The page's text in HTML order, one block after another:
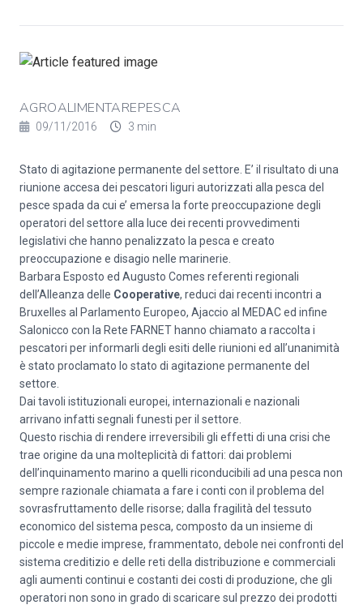
AGROALIMENTAREPESCA
09/11/2016 3 min
Stato di agitazione permanente del settore. E’ il risultato di una
riunione accesa dei pescatori liguri autorizzati alla pesca del
pesce spada da cui e’ emersa la forte preoccupazione degli
operatori del settore alla luce dei recenti provvedimenti
legislativi che hanno penalizzato la pesca e creato
preoccupazione e disagio nelle marinerie.
Barbara Esposto ed Augusto Comes referenti regionali
dell’Alleanza delle Cooperative, reduci dai recenti incontri a
Bruxelles al Parlamento Europeo, Ajaccio al MEDAC ed infine
Salonicco con la Rete FARNET hanno chiamato a raccolta i
pescatori per informarli degli esiti delle riunioni ed all’unanimità
è stato proclamato lo stato di agitazione permanente del
settore.
Dai tavoli istituzionali europei, internazionali e nazionali
arrivano infatti segnali funesti per il settore.
Questo rischia di rendere irreversibili gli effetti di una crisi che
trae origine da una molteplicità di fattori: dai problemi
dell’inquinamento marino a quelli riconducibili ad una pesca non
sempre razionale chiamata a fare i conti con il problema del
sovrasfruttamento delle risorse; dalla fragilità del tessuto
economico del sistema pesca, composto da un insieme di
piccole e medie imprese, frammentato, debole nei confronti del
sistema creditizio e delle reti della distribuzione e commerciali
agli aumenti continui e costanti dei costi di produzione, che gli
operatori non sono in grado di scaricare sul prezzo dei prodotti